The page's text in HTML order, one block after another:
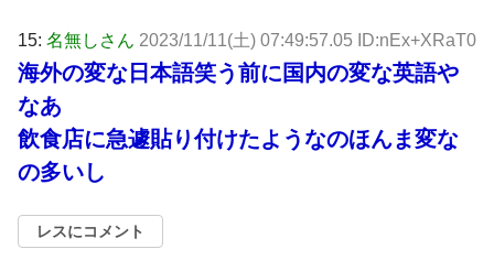
15: 名無しさん 2023/11/11(土) 07:49:57.05 ID:nEx+XRaT0
海外の変な日本語笑う前に国内の変な英語や
なあ
飲食店に急遽貼り付けたようなのほんま変な
の多いし
レスにコメント